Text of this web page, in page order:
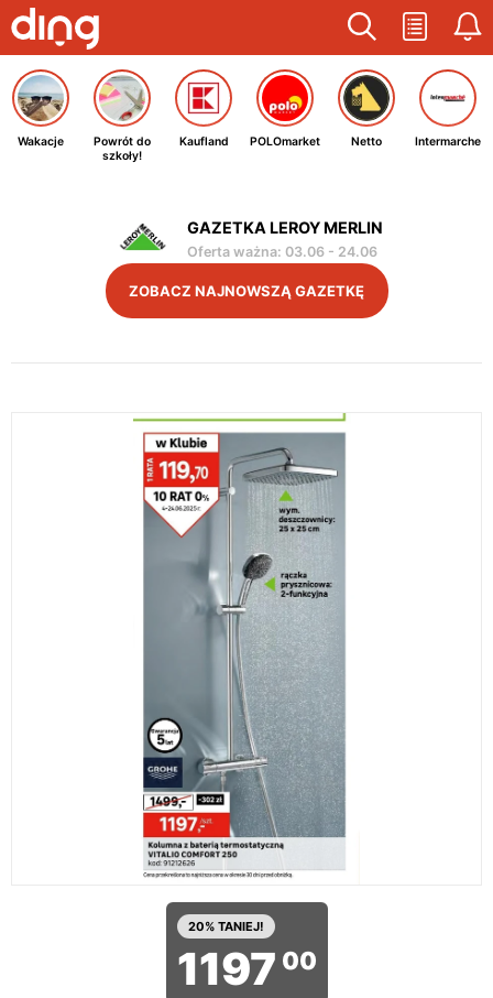
Wakacje
Powrót do
szkoły!
Kaufland POLOmarket Netto Intermarche
GAZETKA LEROY MERLIN
Oferta ważna: 03.06 - 24.06
ZOBACZ NAJNOWSZĄ GAZETKĘ
20% TANIEJ!
1197 00